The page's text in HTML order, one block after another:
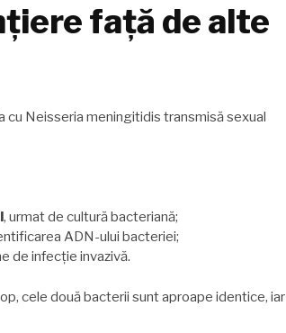
față de alte
Neisseria meningitidis transmisă sexual
, urmat de cultură bacteriană;
ADN-ului bacteriei;
de infecție invazivă.
cele două bacterii sunt aproape identice, iar